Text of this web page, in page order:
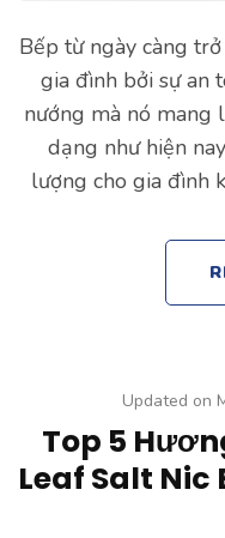
Bếp từ ngày càng
gia đình bởi sự an
nướng mà nó mang
dạng như hiện
lượng cho gia đình
Updated on
Top 5
Leaf Salt Nic